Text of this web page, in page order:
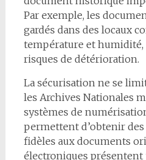
Par exemple, les
gardés dans des locaux
température et humidité,
risques de détérioration.
La sécurisation ne se
les Archives Nationales
systèmes de
permettent d’obtenir
fidèles aux documents
électroniques présentent